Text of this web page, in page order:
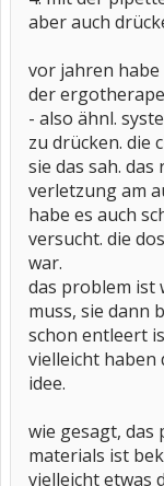
aber auch
vor jahren
der
- also ähnl.
zu drücken. die
sie das sah.
verletzung am
habe es auch
versucht. die
war.
das problem ist
muss, sie dann
schon entleert
vielleicht
idee.
wie gesagt, das
materials ist
vielleicht etwas